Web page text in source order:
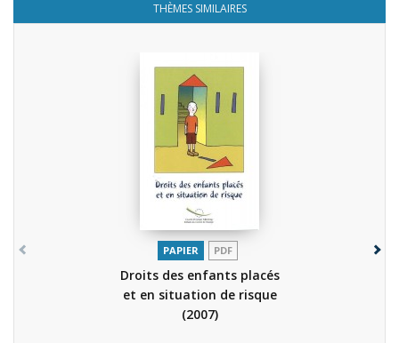
THÈMES SIMILAIRES
PAPIER PDF
Droits des enfants placés
et en situation de risque
(2007)